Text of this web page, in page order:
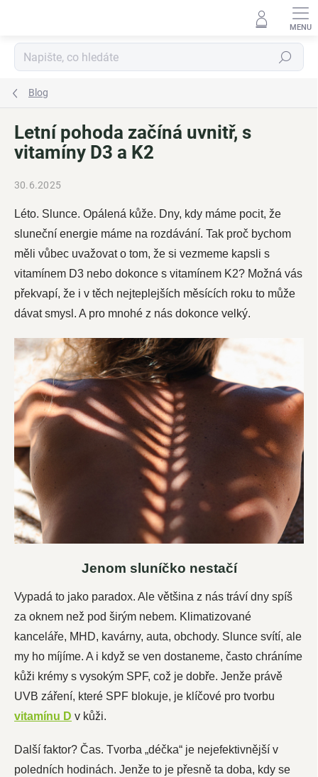
Hledat
Blog
Letní pohoda začíná uvnitř, s
vitamíny D3 a K2
30.6.2025
Léto. Slunce. Opálená kůže. Dny, kdy máme pocit, že
sluneční energie máme na rozdávání. Tak proč bychom
měli vůbec uvažovat o tom, že si vezmeme kapsli s
vitamínem D3 nebo dokonce s vitamínem K2? Možná vás
překvapí, že i v těch nejteplejších měsících roku to může
dávat smysl. A pro mnohé z nás dokonce velký.
Jenom sluníčko nestačí
Vypadá to jako paradox. Ale většina z nás tráví dny spíš
za oknem než pod širým nebem. Klimatizované
kanceláře, MHD, kavárny, auta, obchody. Slunce svítí, ale
my ho míjíme. A i když se ven dostaneme, často chráníme
kůži krémy s vysokým SPF, což je dobře. Jenže právě
UVB záření, které SPF blokuje, je klíčové pro tvorbu
vitamínu D v kůži.
Další faktor? Čas. Tvorba „déčka“ je nejefektivnější v
poledních hodinách. Jenže to je přesně ta doba, kdy se